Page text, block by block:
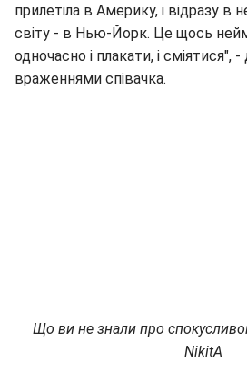
прилетіла в Америку, і відразу в
світу - в Нью-Йорк. Це щось
одночасно і плакати, і сміятися",
враженнями співачка.
Що ви не знали про
NikitA